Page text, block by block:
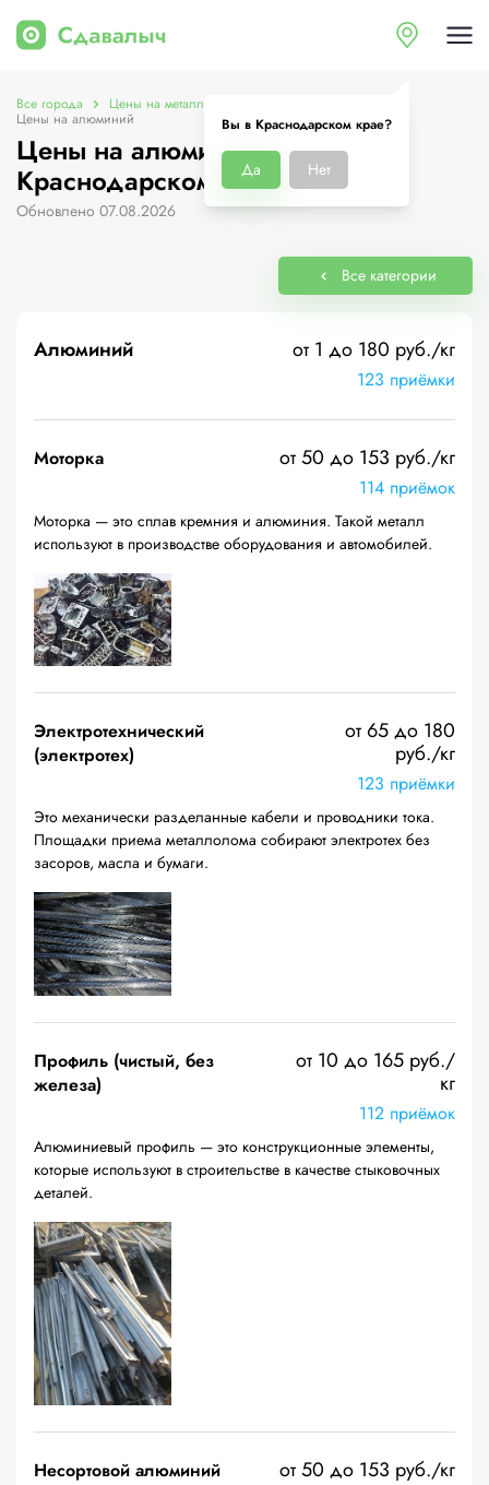
Вы в Краснодарском крае?
Да Нет
Все города Цены на металлолом в Краснодарском крае
Цены на алюминий
Цены на алюминий в
Краснодарском крае
Обновлено 07.08.2026
Все категории
Алюминий от 1 до 180 руб./кг
123 приёмки
Моторка от 50 до 153 руб./кг
114 приёмок
Моторка — это сплав кремния и алюминия. Такой металл
используют в производстве оборудования и автомобилей.
Электротехнический
(электротех)
от 65 до 180
руб./кг
123 приёмки
Это механически разделанные кабели и проводники тока.
Площадки приема металлолома собирают электротех без
засоров, масла и бумаги.
Профиль (чистый, без
железа)
от 10 до 165 руб./
кг
112 приёмок
Алюминиевый профиль — это конструкционные элементы,
которые используют в строительстве в качестве стыковочных
деталей.
Несортовой алюминий от 50 до 153 руб./кг